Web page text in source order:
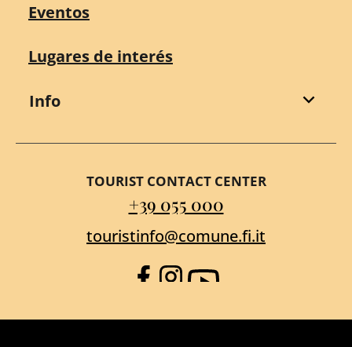
Eventos
Lugares de interés
Info
TOURIST CONTACT CENTER
+39 055 000
touristinfo@comune.fi.it
Facebook
Instagram
YouTube